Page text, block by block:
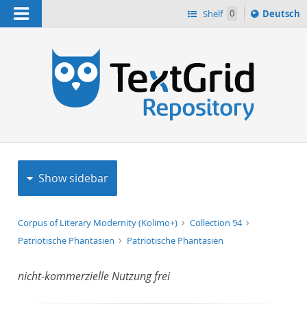
Navigation Shelf 0
Sprache
ï¿½ndern
Deutsch
Show sidebar
Corpus of Literary Modernity (Kolimo+)
Collection 94
Patriotische Phantasien
Patriotische Phantasien
nicht-kommerzielle Nutzung frei